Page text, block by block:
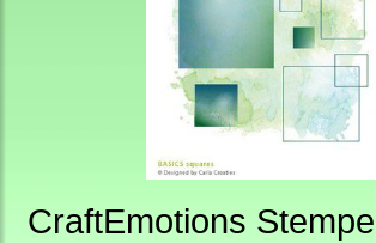
CraftEmotions